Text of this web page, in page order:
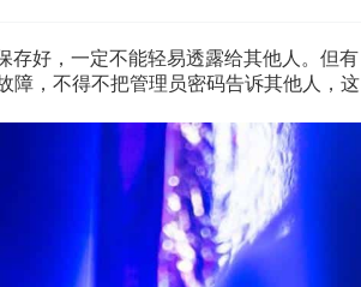
存好，一定不能轻易透露给其他人。但有
障，不得不把管理员密码告诉其他人，这